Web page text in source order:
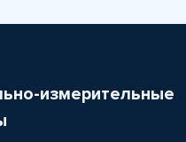
измерительные